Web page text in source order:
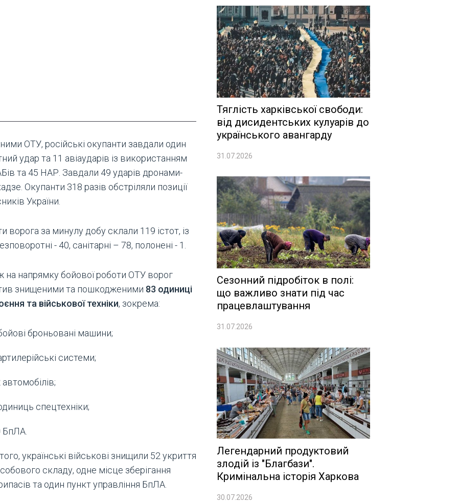
ОТУ, російські окупанти завдали один
удар та 11 авіаударів із використанням
та 45 НАР. Завдали 49 ударів дронами-
Окупанти 318 разів обстріляли позиції
України.
ворога за минулу добу склали 119 істот, із
- 40, санітарні – 78, полонені - 1.
на напрямку бойової роботи ОТУ ворог
знищеними та пошкодженими 83 одиниці
та військової техніки, зокрема:
броньовані машини;
системи;
автомобілів;
спецтехніки;
БпЛА.
українські військові знищили 52 укриття
складу, одне місце зберігання
та один пункт управління БпЛА.
Тяглість харківської свободи:
від дисидентських кулуарів до
українського авангарду
31.07.2026
Сезонний підробіток в полі:
що важливо знати під час
працевлаштування
31.07.2026
Легендарний продуктовий
злодій із "Благбази".
Кримінальна історія Харкова
30.07.2026